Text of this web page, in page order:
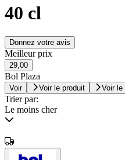
40 cl
Donnez votre avis
Meilleur prix
29,00
Bol Plaza
Voir Voir le produit Voir le
Trier par:
Le moins cher